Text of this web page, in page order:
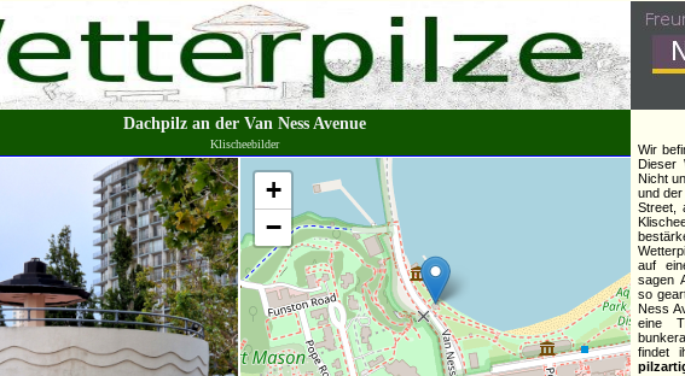
Dachpilz an der Van Ness Avenue
Klischeebilder
+
−
Wir
Dieser
Nicht
und
Street,
auf
sagen
so
Ness
eine
findet